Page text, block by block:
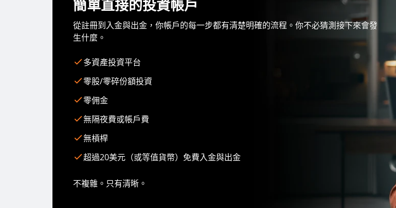
簡單直接的投資帳戶
從註冊到入金與出金，你帳戶的每一步都有清楚明確的流程。你不必猜測接下來會發
生什麼。
多資產投資平台
零股/零碎份額投資
零佣金
無隔夜費或帳戶費
無槓桿
超過20美元（或等值貨幣）免費入金與出金
不複雜。只有清晰。